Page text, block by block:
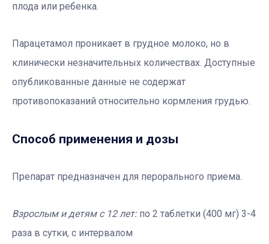
плода или ребенка.
Парацетамол проникает в грудное молоко, но в
клинически незначительных количествах. Доступные
опубликованные данные не содержат
противопоказаний относительно кормления грудью.
Способ применения и дозы
Препарат предназначен для перорального приема.
Взрослым и детям с 12 лет:по 2 таблетки (400 мг) 3-4
раза в сутки, с интервалом